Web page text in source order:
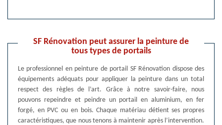
SF Rénovation peut assurer la peinture de
tous types de portails
Le professionnel en peinture de portail SF Rénovation dispose des
équipements adéquats pour appliquer la peinture dans un total
respect des règles de l’art. Grâce à notre savoir-faire, nous
pouvons repeindre et peindre un portail en aluminium, en fer
forgé, en PVC ou en bois. Chaque matériau détient ses propres
caractéristiques, que nous tenons à maintenir après l’intervention.